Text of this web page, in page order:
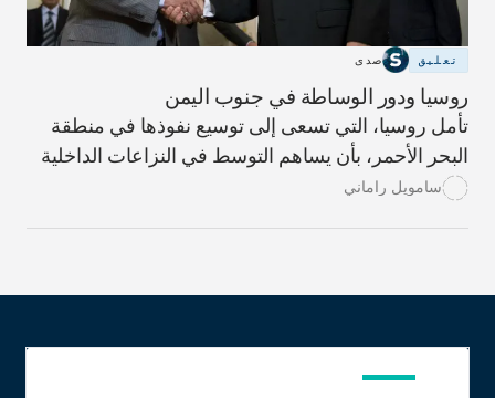
تعليق صدى
روسيا ودور الوساطة في جنوب اليمن
تأمل روسيا، التي تسعى إلى توسيع نفوذها في منطقة
البحر الأحمر، بأن يساهم التوسط في النزاعات الداخلية
في اليمن، في جعل المنطقة أكثر أماناً.
سامويل راماني